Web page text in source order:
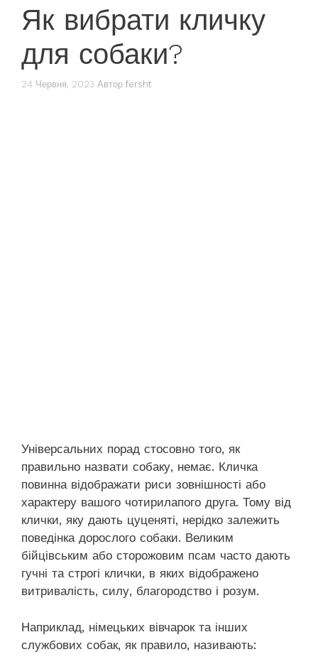
Як вибрати кличку
для собаки?
24 Червня, 2023 Автор fersht
Універсальних порад стосовно того, як
правильно назвати собаку, немає. Кличка
повинна відображати риси зовнішності або
характеру вашого чотирилапого друга. Тому від
клички, яку дають цуценяті, нерідко залежить
поведінка дорослого собаки. Великим
бійцівським або сторожовим псам часто дають
гучні та строгі клички, в яких відображено
витривалість, силу, благородство і розум.
Наприклад, німецьких вівчарок та інших
службових собак, як правило, називають: